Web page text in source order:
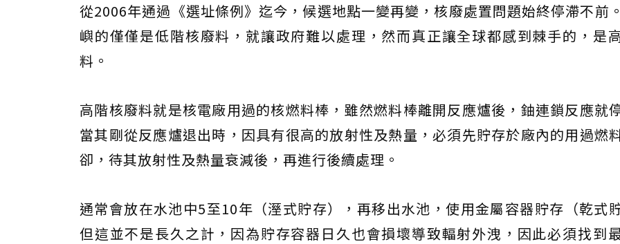
從2006年通過《選址條例》迄今，候選地點一變再變，核廢處置問題始終停滯不前
嶼的僅僅是低階核廢料，就讓政府難以處理，然而真正讓全球都感到棘手的，是
料。
高階核廢料就是核電廠用過的核燃料棒，雖然燃料棒離開反應爐後，鈾連鎖反應就
當其剛從反應爐退出時，因具有很高的放射性及熱量，必須先貯存於廠內的用過燃
卻，待其放射性及熱量衰減後，再進行後續處理。
通常會放在水池中5至10年（溼式貯存），再移出水池，使用金屬容器貯存（乾式
但這並不是長久之計，因為貯存容器日久也會損壞導致輻射外洩，因此必須找到